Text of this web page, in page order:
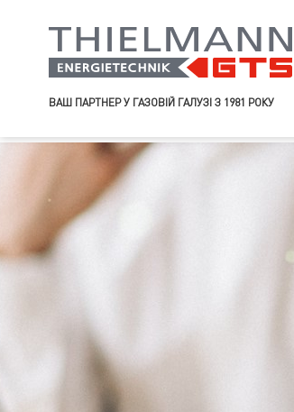
ВАШ ПАРТНЕР У ГАЗОВІЙ ГАЛУЗІ З 1981 РОКУ